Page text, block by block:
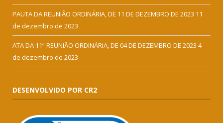
PAUTA DA REUNIÃO ORDINÁRIA, DE 11 DE DEZEMBRO DE 2023 11
de dezembro de 2023
ATA DA 11ª REUNIÃO ORDINÁRIA, DE 04 DE DEZEMBRO DE 2023 4
de dezembro de 2023
DESENVOLVIDO POR CR2